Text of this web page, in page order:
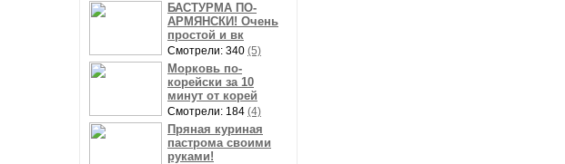
БАСТУРМА ПО-
АРМЯНСКИ! Очень
простой и вк
Смотрели: 340 (5)
Морковь по-
корейски за 10
минут от корей
Смотрели: 184 (4)
Пряная куриная
пастрома своими
руками!